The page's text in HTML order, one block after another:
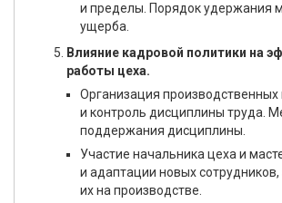
и пределы. Порядок удержания
ущерба.
Влияние кадровой политики на
работы цеха.
Организация производственных
и контроль дисциплины труда.
поддержания дисциплины.
Участие начальника цеха и
и адаптации новых
их на производстве.